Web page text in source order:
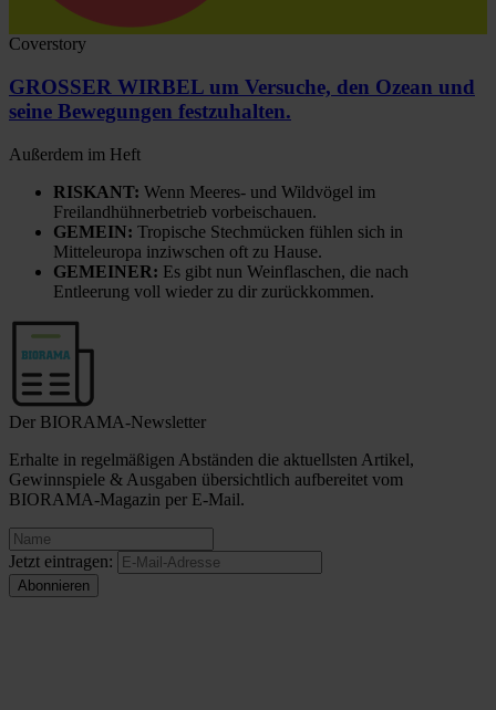
Coverstory
GROSSER WIRBEL um Versuche, den Ozean und
seine Bewegungen festzuhalten.
Außerdem im Heft
RISKANT: Wenn Meeres- und Wildvögel im
Freilandhühnerbetrieb vorbeischauen.
GEMEIN: Tropische Stechmücken fühlen sich in
Mitteleuropa inziwschen oft zu Hause.
GEMEINER: Es gibt nun Weinflaschen, die nach
Entleerung voll wieder zu dir zurückkommen.
Der BIORAMA-Newsletter
Erhalte in regelmäßigen Abständen die aktuellsten Artikel,
Gewinnspiele & Ausgaben übersichtlich aufbereitet vom
BIORAMA-Magazin per E-Mail.
Jetzt eintragen: